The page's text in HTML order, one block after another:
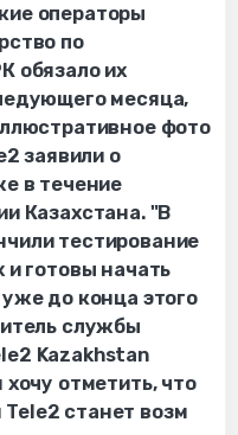
операторы
по
обязало их
месяца,
фото
заявили о
в течение
Казахстана. "В
тестирование
и готовы начать
до конца этого
службы
Kazakhstan
отметить, что
станет возм